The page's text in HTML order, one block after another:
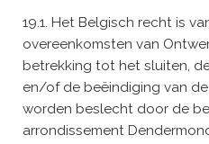
19.1. Het Belgisch recht is
overeenkomsten van
betrekking tot het sluiten,
en/of de beëindiging van
worden beslecht door de
arrondissement